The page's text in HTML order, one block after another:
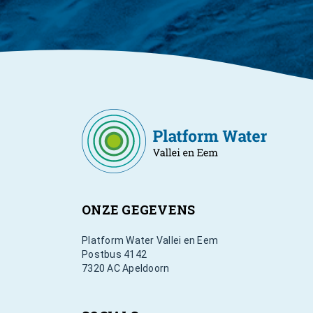
ONZE GEGEVENS
Platform Water Vallei en Eem
Postbus 4142
7320 AC Apeldoorn